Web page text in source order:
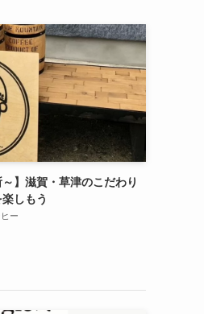
】滋賀・草津のこだわり
しもう
ー